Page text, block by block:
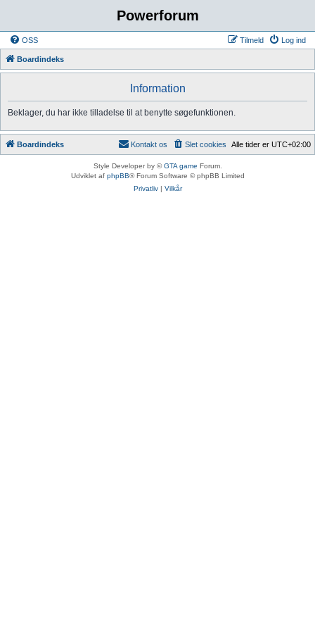
Powerforum
OSS Log ind
Tilmeld
Boardindeks
Information
Beklager, du har ikke tilladelse til at benytte søgefunktionen.
Boardindeks Alle tider er UTC+02:00
Slet cookies
Kontakt os
Style Developer by ©GTA game Forum.
Udviklet af phpBB® Forum Software © phpBB Limited
Privatliv| Vilkår